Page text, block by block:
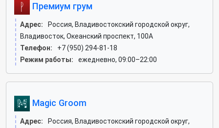
Премиум грум
Адрес:
Россия, Владивостокский городской округ,
Владивосток, Океанский проспект, 100А
Телефон:
+7 (950) 294-81-18
Режим работы:
ежедневно, 09:00–22:00
Magic Groom
Адрес:
Россия, Владивостокский городской округ,